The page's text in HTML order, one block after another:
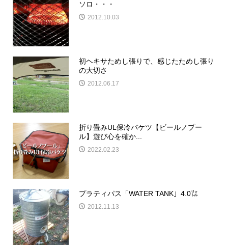
ソロ・・・
2012.10.03
初ヘキサためし張りで、感じたためし張り
の大切さ
2012.06.17
折り畳みUL保冷バケツ【ビールノプー
ル】遊び心を確か...
2022.02.23
プラティパス「WATER TANK」4.0㍑
2012.11.13